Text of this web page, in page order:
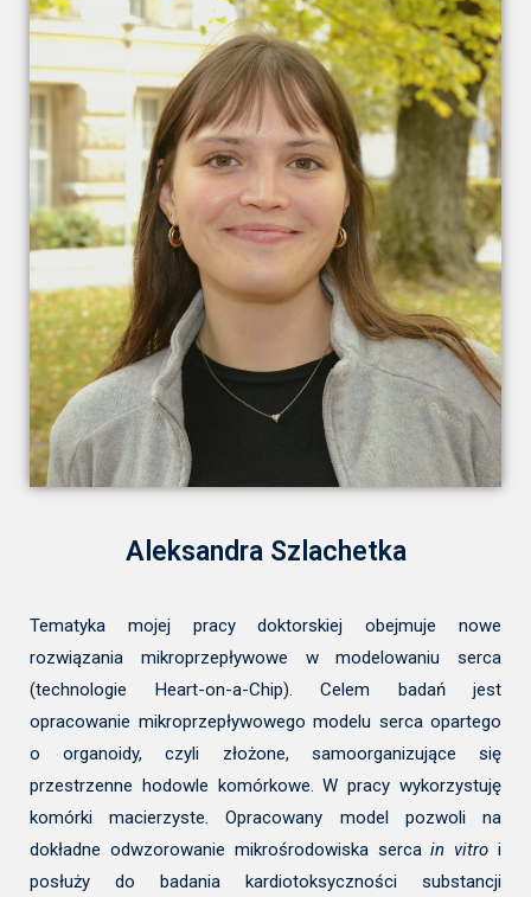
Aleksandra Szlachetka
Tematyka mojej pracy doktorskiej obejmuje nowe
rozwiązania mikroprzepływowe w modelowaniu serca
(technologie Heart-on-a-Chip). Celem badań jest
opracowanie mikroprzepływowego modelu serca opartego
o organoidy, czyli złożone, samoorganizujące się
przestrzenne hodowle komórkowe. W pracy wykorzystuję
komórki macierzyste. Opracowany model pozwoli na
dokładne odwzorowanie mikrośrodowiska sercain vitro i
posłuży do badania kardiotoksyczności substancji